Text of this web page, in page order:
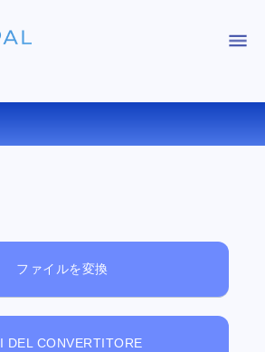
ンファイルビューアー
ファイルを変換
DEL CONVERTITORE